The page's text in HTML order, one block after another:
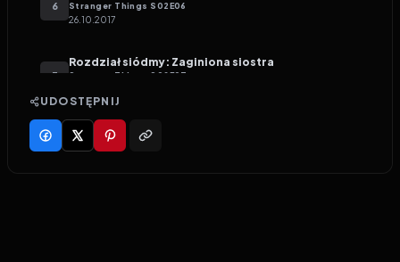
6 Stranger Things S02E06
26.10.2017
7
Rozdział siódmy: Zaginiona siostra
Stranger Things S 02E07
Rozdział ósmy: Łupieżca umysłów
Stranger Things
UDOSTĘPNIJ